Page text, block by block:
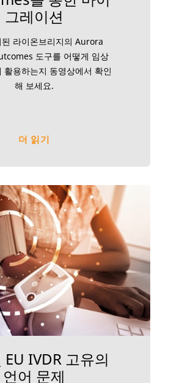
그레이션
된 라이온브리지의 Aurora
도구를 어떻게 임상
활용하는지 동영상에서 확인
해 보세요.
더 읽기
EU IVDR 고유의
언어 문제